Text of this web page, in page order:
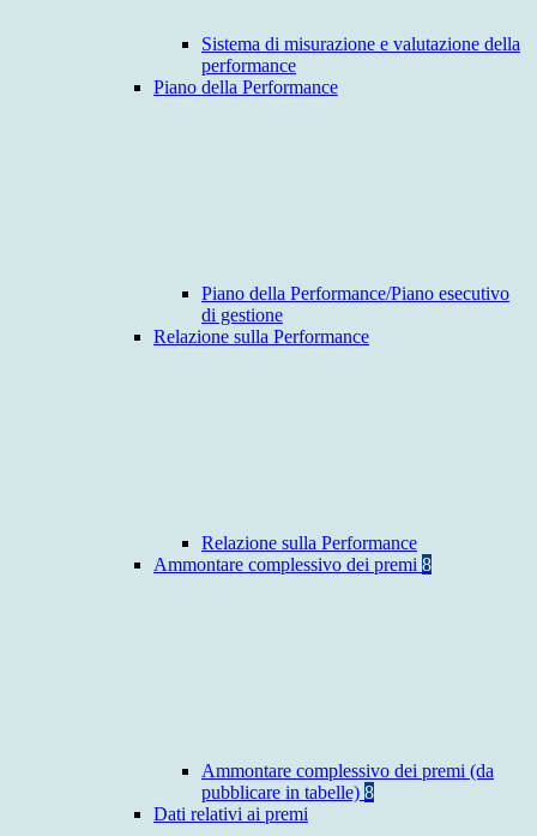
Sistema di misurazione e valutazione della
performance
Piano della Performance
Piano della Performance/Piano esecutivo
di gestione
Relazione sulla Performance
Relazione sulla Performance
Ammontare complessivo dei premi 8
Ammontare complessivo dei premi (da
pubblicare in tabelle) 8
Dati relativi ai premi